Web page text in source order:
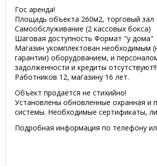
Гос аренда!
Площадь объекта 260м2, торговый зал
Самообслуживание (2 кассовых бокса)
Шаговая доступность Формат "у дома"
Магазин укомплектован необходимым
гарантии) оборудованием, и
задолженности и кредиты отсутствуют!!!
Работников 12, магазину 16 лет.
Объект продается не стихийно!
Установлены обновленные охранная и
системы. Необходимые сертификаты,
Подробная информация по телефону